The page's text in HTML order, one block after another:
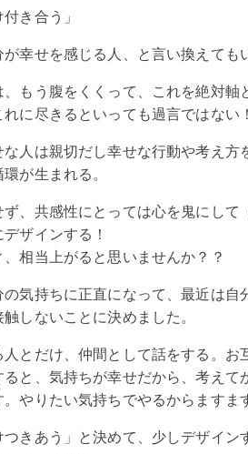
き合う」
幸せを感じる人、と言い換えても
もう腹をくくって、これを絶対
に尽きるといっても過言ではない！
人は親切だし幸せな行動や考え
が生まれる。
、共感性にとっては心を鬼にして
ザインする！
、相当上がると思いませんか？？
の気持ちに正直になって、最近は
しないことに決めました。
とだけ、仲間として話をする。
と、気持ちが幸せだから、考え
。やりたい気持ちでやるからます
つきあう」と決めて、少しデザイ